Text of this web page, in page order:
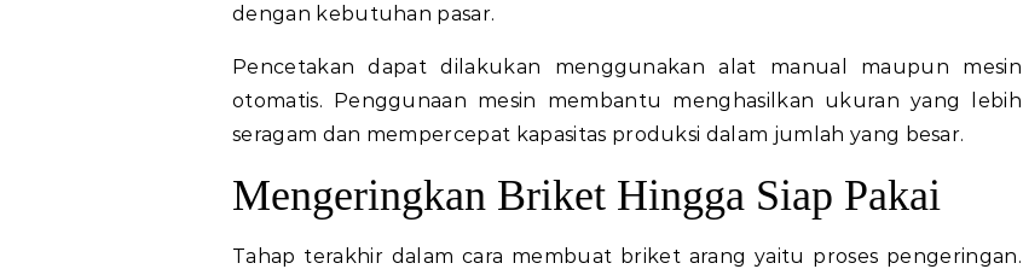
dengan kebutuhan pasar.
Pencetakan dapat dilakukan menggunakan alat manual maupun mesin
otomatis. Penggunaan mesin membantu menghasilkan ukuran yang lebih
seragam dan mempercepat kapasitas produksi dalam jumlah yang besar.
Mengeringkan Briket Hingga Siap Pakai
Tahap terakhir dalam cara membuat briket arang yaitu proses pengeringan.